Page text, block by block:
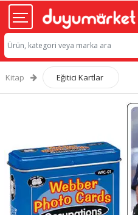
Kitap Eğitici Kartlar